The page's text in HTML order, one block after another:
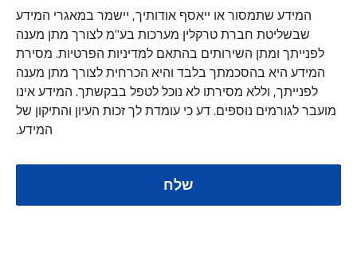
המידע שתמסור או ייאסף אודותיך, יישמר במאגרי המידע
שבשליטת חברת טרקלין מערכות בע"מ לצורך מתן מענה
לפנייתך ומתן השירותים בהתאם למדיניות הפרטיות. מסירת
המידע היא בהסכמתך בלבד והיא הכרחית לצורך מתן מענה
לפנייתך, וללא מסירתו לא נוכל לטפל בבקשתך. המידע אינו
מועבר לגורמים נוספים. דע כי עומדת לך זכות העיון והתיקון של
המידע.
שלח